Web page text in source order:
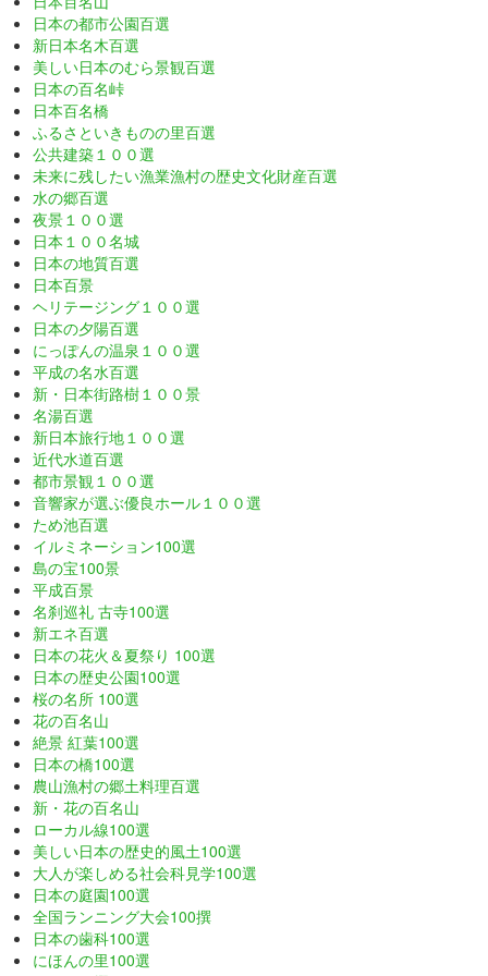
日本の都市公園百選
新日本名木百選
美しい日本のむら景観百選
日本の百名峠
日本百名橋
ふるさといきものの里百選
公共建築１００選
未来に残したい漁業漁村の歴史文化財産百選
水の郷百選
夜景１００選
日本１００名城
日本の地質百選
日本百景
ヘリテージング１００選
日本の夕陽百選
にっぽんの温泉１００選
平成の名水百選
新・日本街路樹１００景
名湯百選
新日本旅行地１００選
近代水道百選
都市景観１００選
音響家が選ぶ優良ホール１００選
ため池百選
イルミネーション100選
島の宝100景
平成百景
名刹巡礼 古寺100選
新エネ百選
日本の花火＆夏祭り 100選
日本の歴史公園100選
桜の名所 100選
花の百名山
絶景 紅葉100選
日本の橋100選
農山漁村の郷土料理百選
新・花の百名山
ローカル線100選
美しい日本の歴史的風土100選
大人が楽しめる社会科見学100選
日本の庭園100選
全国ランニング大会100撰
日本の歯科100選
にほんの里100選